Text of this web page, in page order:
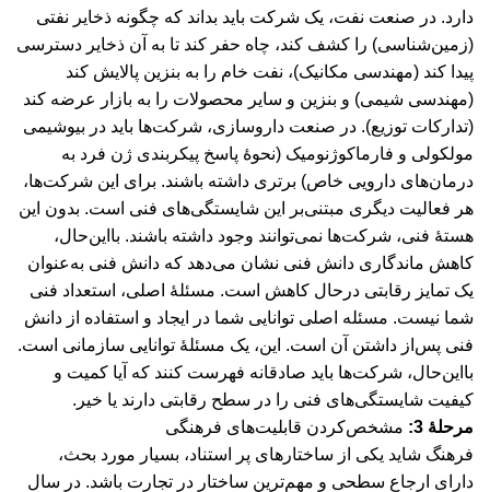
دارد. در صنعت نفت، یک شرکت باید بداند که چگونه ذخایر نفتی
(زمین‌شناسی) را کشف کند، چاه حفر کند تا به آن ذخایر دسترسی
پیدا کند (مهندسی مکانیک)، نفت خام را به بنزین پالایش کند
(مهندسی شیمی) و بنزین و سایر محصولات را به بازار عرضه کند
(تدارکات توزیع). در صنعت داروسازی، شرکت‌ها باید در بیوشیمی
مولکولی و فارماکوژنومیک (نحوۀ پاسخ پیکربندی ژن فرد به
درمان‌های دارویی خاص) برتری داشته باشند. برای این شرکت‌ها،
هر فعالیت دیگری مبتنی‌بر این شایستگی‌های فنی است. بدون این
هستۀ فنی، شرکت‌ها نمی‌توانند وجود داشته باشند. با‌این‌حال،
کاهش ماندگاری دانش فنی نشان می‌دهد که دانش فنی به‌عنوان
یک تمایز رقابتی در‌حال کاهش است. مسئلۀ اصلی، استعداد فنی
شما نیست. مسئله اصلی توانایی شما در ایجاد و استفاده از دانش
فنی پس‌از داشتن آن است. این، یک مسئلۀ توانایی سازمانی است.
بااین‌حال، شرکت‌ها باید صادقانه فهرست کنند که آیا کمیت و
کیفیت شایستگی‌های فنی را در سطح رقابتی دارند یا خیر.
مرحلۀ 3:
مشخص‌کردن قابلیت‌های فرهنگی
فرهنگ شاید یکی از ساختارهای پر استناد، بسیار مورد بحث،
دارای ارجاع سطحی و مهم‌ترین ساختار در تجارت باشد. در سال